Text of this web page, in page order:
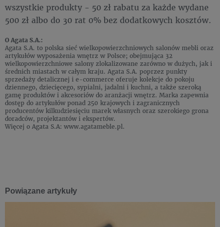
wszystkie produkty - 50 zł rabatu za każde wydane
500 zł albo do 30 rat 0% bez dodatkowych kosztów.
O Agata S.A.:
Agata S.A. to polska sieć wielkopowierzchniowych salonów mebli oraz
artykułów wyposażenia wnętrz w Polsce; obejmująca 32
wielkopowierzchniowe salony zlokalizowane zarówno w dużych, jak i
średnich miastach w całym kraju. Agata S.A. poprzez punkty
sprzedaży detalicznej i e-commerce oferuje kolekcje do pokoju
dziennego, dziecięcego, sypialni, jadalni i kuchni, a także szeroką
gamę produktów i akcesoriów do aranżacji wnętrz. Marka zapewnia
dostęp do artykułów ponad 250 krajowych i zagranicznych
producentów kilkudziesięciu marek własnych oraz szerokiego grona
doradców, projektantów i ekspertów.
Więcej o Agata S.A: www.agatameble.pl.
Powiązane artykuły